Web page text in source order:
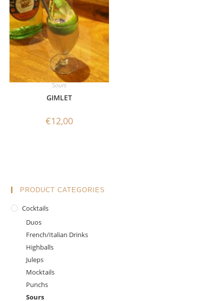
Sours
GIMLET
€12,00
PRODUCT CATEGORIES
Cocktails
Duos
French/Italian Drinks
Highballs
Juleps
Mocktails
Punchs
Sours